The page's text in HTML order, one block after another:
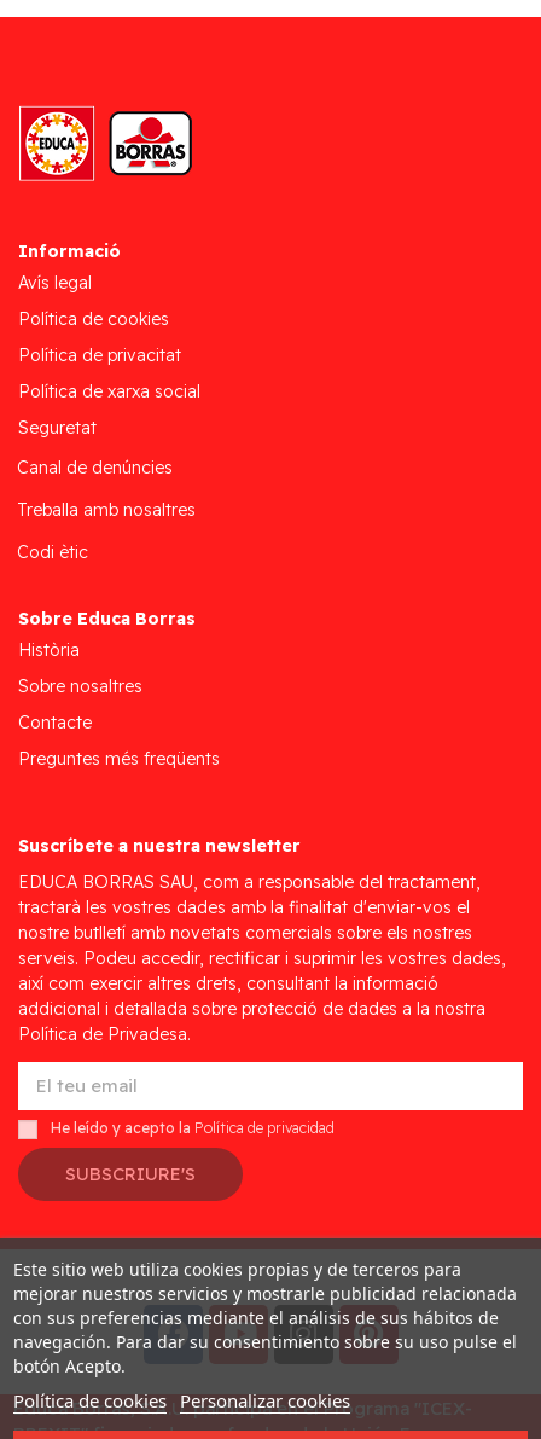
Informació
Avís legal
Política de cookies
Política de privacitat
Política de xarxa social
Seguretat
Canal de denúncies
Treballa amb nosaltres
Codi ètic
Sobre Educa Borras
Història
Sobre nosaltres
Contacte
Preguntes més freqüents
Suscríbete a nuestra newsletter
EDUCA BORRAS SAU, com a responsable del tractament,
tractarà les vostres dades amb la finalitat d'enviar-vos el
nostre butlletí amb novetats comercials sobre els nostres
serveis. Podeu accedir, rectificar i suprimir les vostres dades,
així com exercir altres drets, consultant la informació
addicional i detallada sobre protecció de dades a la nostra
Política de Privadesa.
He leído y acepto la Política de privacidad
SUBSCRIURE'S
Desarrollado porAddis
Educa Borras, S.A.U. participa en el Programa "ICEX-
BREXIT" financiado por fondos de la Unión Europea, para
Este sitio web utiliza cookies propias y de terceros para
mejorar nuestros servicios y mostrarle publicidad relacionada
con sus preferencias mediante el análisis de sus hábitos de
navegación. Para dar su consentimiento sobre su uso pulse el
botón Acepto.
Política de cookies Personalizar cookies